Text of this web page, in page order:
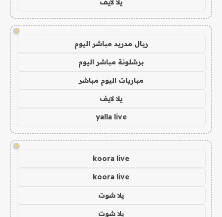
!
ريال مدريد مباشر اليوم
برشلونة مباشر اليوم
مباريات اليوم مباشر
يلا لايف
yalla live
!
koora live
koora live
يلا شوت
يلا شوت